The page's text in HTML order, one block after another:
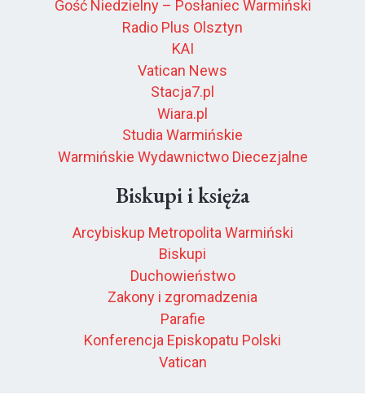
Gość Niedzielny – Posłaniec Warmiński
Radio Plus Olsztyn
KAI
Vatican News
Stacja7.pl
Wiara.pl
Studia Warmińskie
Warmińskie Wydawnictwo Diecezjalne
Biskupi i księża
Arcybiskup Metropolita Warmiński
Biskupi
Duchowieństwo
Zakony i zgromadzenia
Parafie
Konferencja Episkopatu Polski
Vatican